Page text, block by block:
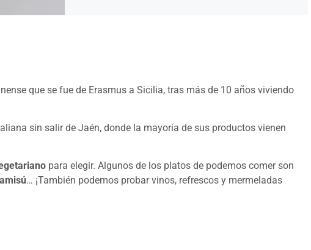
que se fue de Erasmus a Sicilia, tras más de 10 años viviendo
sin salir de Jaén, donde la mayoría de sus productos vienen
para elegir. Algunos de los platos de podemos comer son
… ¡También podemos probar vinos, refrescos y mermeladas